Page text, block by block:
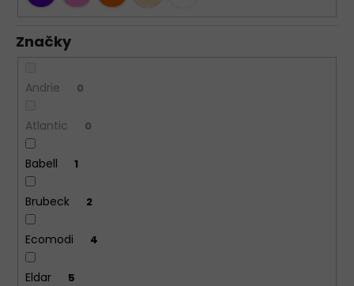
Značky
Andrie 0
Atlantic 0
Babell 1
Brubeck 2
Ecomodi 4
Eldar 5